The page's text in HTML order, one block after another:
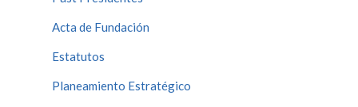
Acta de Fundación
Estatutos
Planeamiento Estratégico